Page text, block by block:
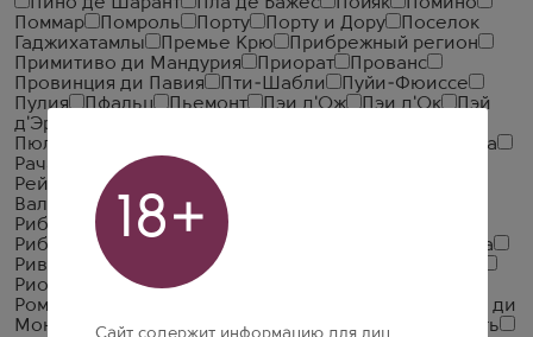
Поммар
Помроль Порту Порту и Дору
Поселок
Гаджихатамлы
Премье Крю
Прибрежный регион
Примитиво ди Мандурия
Приорат
Прованс
Провинция ди Павия
Пти-Шабли
Пуйи-Фюиссе
Пулия
Пфальц Пьемонт Пэи д'Ож Пэи д'Ок
Пэй
д'Эро
Пюлини-Монраше
Ратафия Шампенуа
Рача
Рача-Лечхуми
Рейнгессен
Рейнхессен
Вальполичелла
Речотто ди Соаве
Рибейра Сакра
Рибейро
Рибера дель Хукар
Рибера-дель-Дуэро
Риверина
Риверлэнд
Ривьера дель Гарда Брешиано
Риоха Альта
Ришбур
Романе-Сен-Виван
Россо ди
Монтепульчано
Россо Пичено Ростовская область
18+
Сайт содержит информацию для лиц